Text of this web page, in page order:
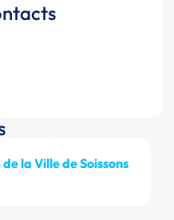
la Ville de Soissons